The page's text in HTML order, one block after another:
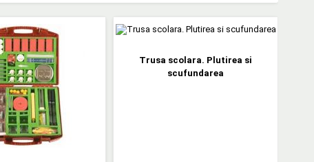
Trusa scolara. Plutirea si
scufundarea